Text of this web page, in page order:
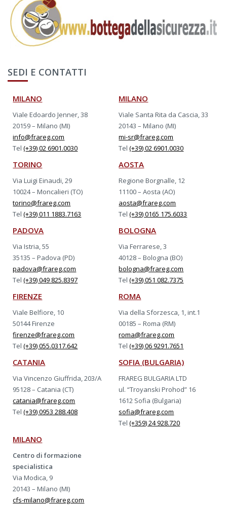
SEDI E CONTATTI
MILANO
Viale Edoardo Jenner, 38
20159 – Milano (MI)
info@frareg.com
Tel(+39) 02 6901.0030
MILANO
Viale Santa Rita da Cascia, 33
20143 – Milano (MI)
mi-sr@frareg.com
Tel(+39) 02 6901.0030
TORINO
Via Luigi Einaudi, 29
10024 – Moncalieri (TO)
torino@frareg.com
Tel(+39) 011 1883.7163
AOSTA
Regione Borgnalle, 12
11100 – Aosta (AO)
aosta@frareg.com
Tel(+39) 0165 175.6033
PADOVA
Via Istria, 55
35135 – Padova (PD)
padova@frareg.com
Tel(+39) 049 825.8397
BOLOGNA
Via Ferrarese, 3
40128 – Bologna (BO)
bologna@frareg.com
Tel(+39) 051 082.7375
FIRENZE
Viale Belfiore, 10
50144 Firenze
firenze@frareg.com
Tel(+39) 055.0317.642
ROMA
Via della Sforzesca, 1, int.1
00185 – Roma (RM)
roma@frareg.com
Tel(+39) 06 9291.7651
CATANIA
Via Vincenzo Giuffrida, 203/A
95128 – Catania (CT)
catania@frareg.com
Tel(+39) 0953 288.408
SOFIA (BULGARIA)
FRAREG BULGARIA LTD
ul. “Troyanski Prohod” 16
1612 Sofia (Bulgaria)
sofia@frareg.com
Tel(+359) 24 928.720
MILANO
Centro di formazione
specialistica
Via Modica, 9
20143 – Milano (MI)
cfs-milano@frareg.com